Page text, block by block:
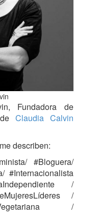
Fundadora de
Claudia Calvin
describen:
#Bloguera/
#Internacionalista
/
/
/